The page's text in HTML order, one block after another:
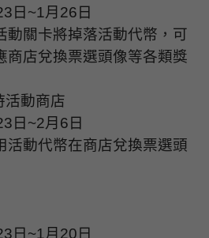
日 ~1月 26 日
動關卡將掉落活動代幣，可
商店兌換票選頭像等各類獎
活動商店
日 ~2月 6 日
活動代幣在商店兌換票選頭
日 ~1月 20 日